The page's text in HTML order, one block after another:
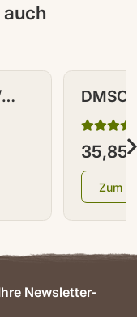
DMSO
% (Ph.
ml
35,85
Zum
Newsletter-